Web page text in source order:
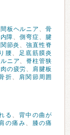
板ヘルニア 、骨
障、側弯症、
腱
節炎 、強直性脊
腰、 足底筋膜炎
ニア、 脊柱管狭
の疲労、 肩腱板
折、
肩関節周囲
る 、 背中の曲が
の痛み、
膝の痛